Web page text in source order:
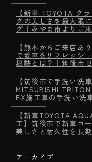
【新車 TOYOTA ク
クの美しさを最大限
グ｜みやま市よりご
【熊本からご来店あ
で愛車をリフレッシ
秘訣とは？｜筑後市
【筑後市で手洗い洗
MITSUBISHI
EX施工車の手洗い洗
【新車TOYOTA
工】筑後市で新車コ
美しさと耐久性を長
アーカイブ